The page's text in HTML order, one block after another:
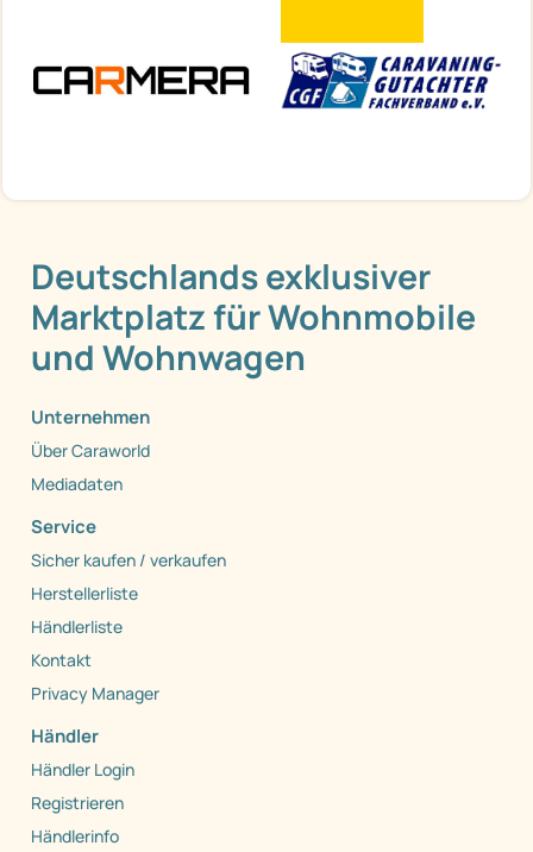
Deutschlands exklusiver
Marktplatz für Wohnmobile
und Wohnwagen
Unternehmen
Über Caraworld
Mediadaten
Service
Sicher kaufen / verkaufen
Herstellerliste
Händlerliste
Kontakt
Privacy Manager
Händler
Händler Login
Registrieren
Händlerinfo